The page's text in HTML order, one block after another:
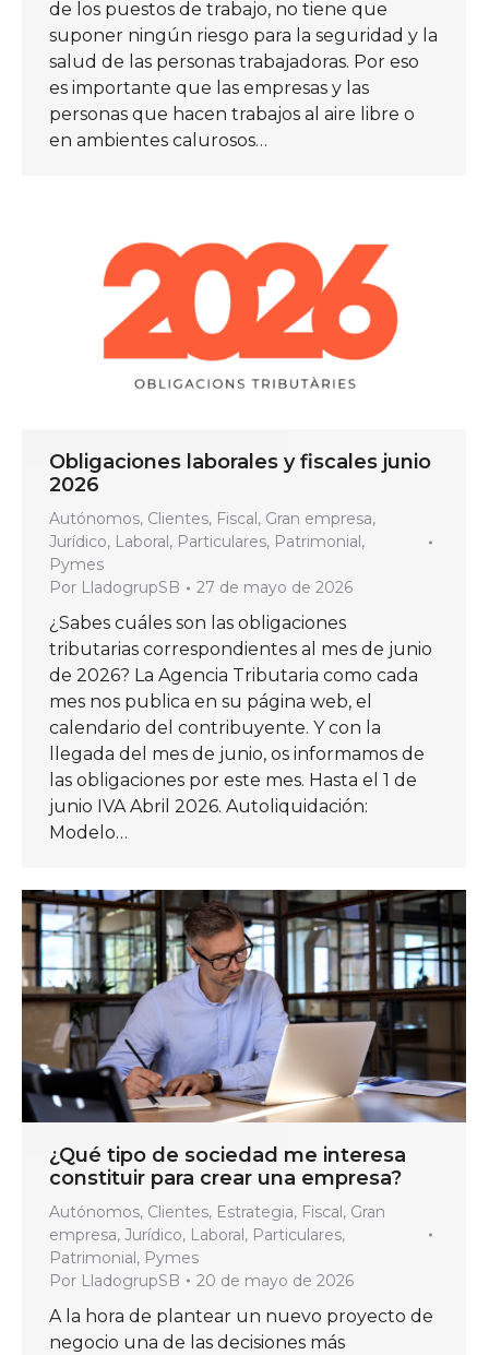
de los puestos de trabajo, no tiene que
suponer ningún riesgo para la seguridad y la
salud de las personas trabajadoras. Por eso
es importante que las empresas y las
personas que hacen trabajos al aire libre o
en ambientes calurosos…
Obligaciones laborales y fiscales junio
2026
Autónomos, Clientes, Fiscal, Gran empresa,
Jurídico, Laboral, Particulares, Patrimonial,
Pymes
Por LladogrupSB 27 de mayo de 2026
¿Sabes cuáles son las obligaciones
tributarias correspondientes al mes de junio
de 2026? La Agencia Tributaria como cada
mes nos publica en su página web, el
calendario del contribuyente. Y con la
llegada del mes de junio, os informamos de
las obligaciones por este mes. Hasta el 1 de
junio IVA Abril 2026. Autoliquidación:
Modelo…
¿Qué tipo de sociedad me interesa
constituir para crear una empresa?
Autónomos, Clientes, Estrategia, Fiscal, Gran
empresa, Jurídico, Laboral, Particulares,
Patrimonial, Pymes
Por LladogrupSB 20 de mayo de 2026
A la hora de plantear un nuevo proyecto de
negocio una de las decisiones más